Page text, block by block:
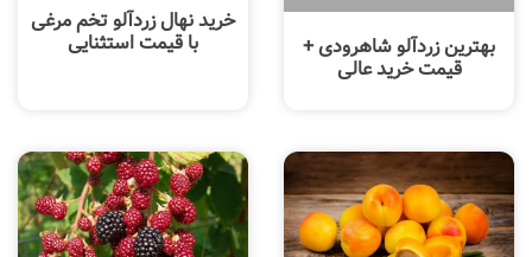
بهترین زردآلو شاهرودی +
قیمت خرید عالی
خرید نهال زردآلو تخم مرغی
با قیمت استثنایی